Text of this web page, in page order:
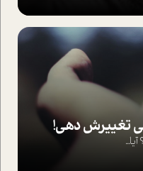
تغييرش دهي!‏